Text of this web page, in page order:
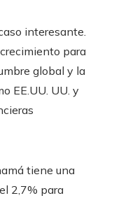
interesante.
para
global y la
EE.UU. UU. y
tiene una
2,7% para